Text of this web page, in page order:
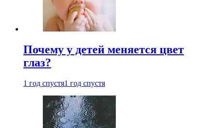
Почему у детей меняется цвет
глаз?
1 год спустя1 год спустя